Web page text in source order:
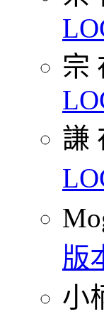
宗
謙
版
小